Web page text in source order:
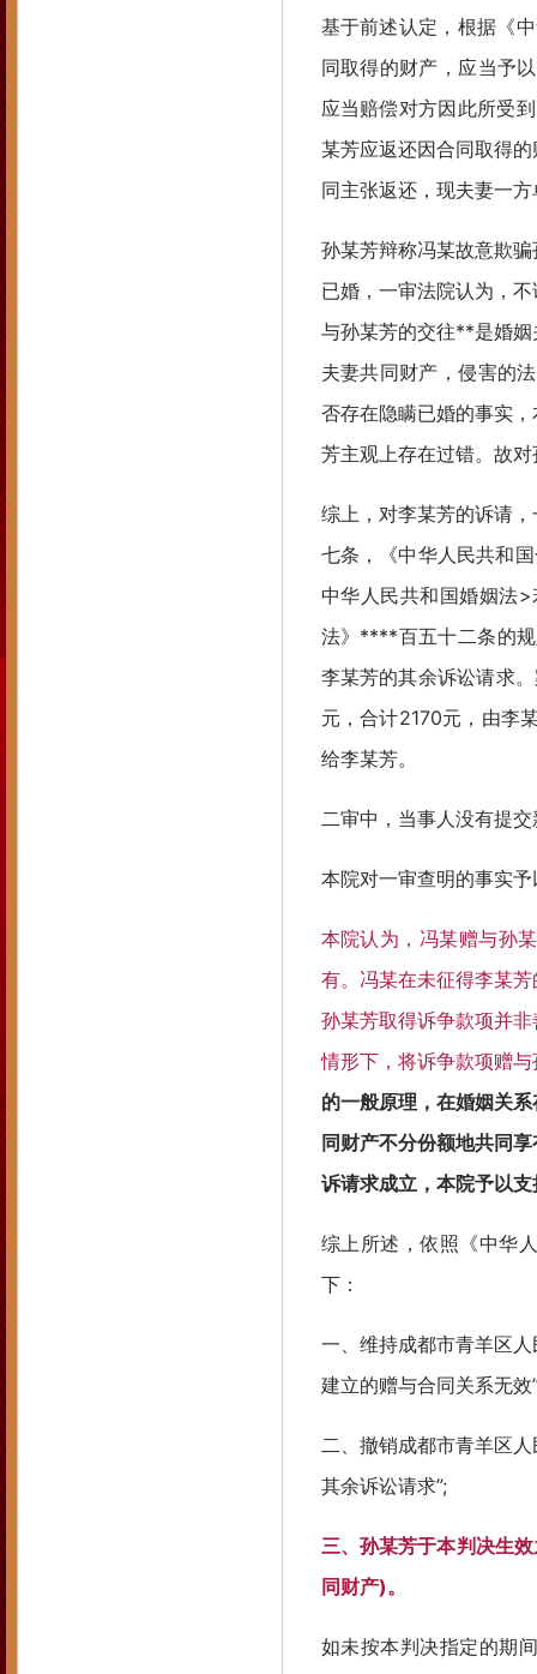
基于前述认定，根据《
同取得的财产，应当予
应当赔偿对方因此所受
某芳应返还因合同取得
同主张返还，现夫妻一
孙某芳辩称冯某故意欺
已婚，一审法院认为，
与孙某芳的交往**是婚
夫妻共同财产，侵害的
否存在隐瞒已婚的事实
芳主观上存在过错。故
综上，对李某芳的诉请
七条，《中华人民共和
中华人民共和国婚姻法
法》****百五十二条的
李某芳的其余诉讼请求
元，合计2170元，由李
给李某芳。
二审中，当事人没有提
本院对一审查明的事实
本院认为，冯某赠与孙
有。冯某在未征得李某
孙某芳取得诉争款项并
情形下，将诉争款项赠
的一般原理，在婚姻关
同财产不分份额地共同
诉请求成立，本院予以支
综上所述，依照《中华
下：
一、维持成都市青羊区
建立的赠与合同关系无效
二、撤销成都市青羊区
其余诉讼请求”;
三、孙某芳于本判决生
同财产)。
如未按本判决指定的期